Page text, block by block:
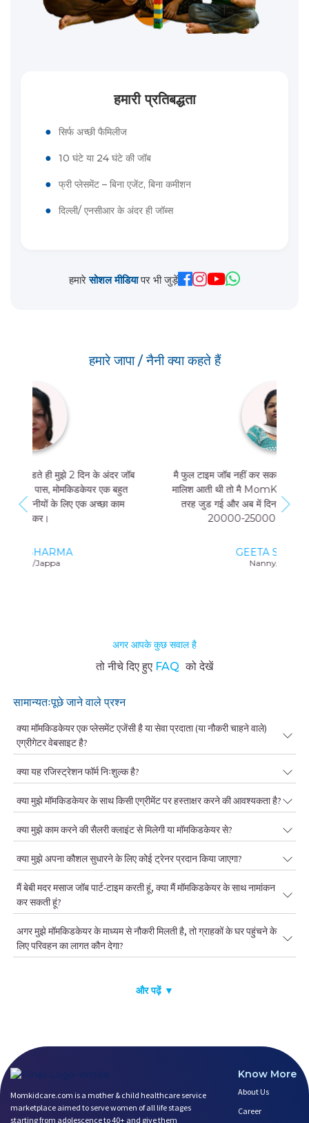
हमारी प्रतिबद्धता
● सिर्फ अच्छी फैमिलीज
● 10 घंटे या 24 घंटे की जॉब
● फ्री प्लेसमेंट – बिना एजेंट, बिना कमीशन
● दिल्ली/ एनसीआर के अंदर ही जॉब्स
हमारेसोशल मीडियापर भी जुड़ें
हमारे जापा / नैनी क्या कहते हैं
मै फुल टाइम जॉब नहीं कर सकती थी, और मुझे मां और बच्चे की
मालिश आती थी तो मै MomKidCare के साथ फ्रीलांसर की
तरह जुड गई और अब में दिन में सिर्फ 4 घंटे काम करके भी
20000-25000 तक कमा सकती हूं।
अगर आपके कुछ सवाल है
तो नीचे दिए हुए FAQ को देखें
सामान्यतःपूछे जाने वाले प्रश्न
क्या मॉमकिडकेयर एक प्लेसमेंट एजेंसी है या सेवा प्रदाता (या नौकरी चाहने वाले)
एग्रीगेटर वेबसाइट है?
क्या यह रजिस्ट्रेशन फॉर्म निःशुल्क है?
क्या मुझे मॉमकिडकेयर के साथ किसी एग्रीमेंट पर हस्ताक्षर करने की आवश्यकता है?
क्या मुझे काम करने की सैलरी क्लाइंट से मिलेगी या मॉमकिडकेयर से?
क्या मुझे अपना कौशल सुधारने के लिए कोई ट्रेनर प्रदान किया जाएगा?
मैं बेबी मदर मसाज जॉब पार्ट-टाइम करती हूं, क्या मैं मॉमकिडकेयर के साथ नामांकन
कर सकती हूं?
अगर मुझे मॉमकिडकेयर के माध्यम से नौकरी मिलती है, तो ग्राहकों के घर पहुंचने के
लिए परिवहन का लागत कौन देगा?
और पढ़ें ▼
Momkidcare.com is a mother & child healthcare service
marketplace aimed to serve women of all life stages
starting from adolescence to 40+ and give them
Know More
About Us
Career